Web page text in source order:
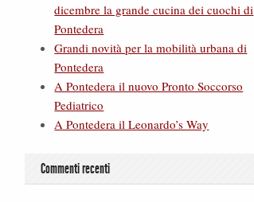
dicembre la grande cucina dei cuochi di
Pontedera
Grandi novità per la mobilità urbana di
Pontedera
A Pontedera il nuovo Pronto Soccorso
Pediatrico
A Pontedera il Leonardo’s Way
Commenti recenti